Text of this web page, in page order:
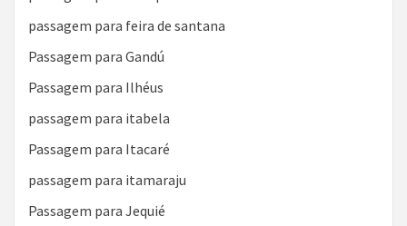
passagem para feira de santana
Passagem para Gandú
Passagem para Ilhéus
passagem para itabela
Passagem para Itacaré
passagem para itamaraju
Passagem para Jequié